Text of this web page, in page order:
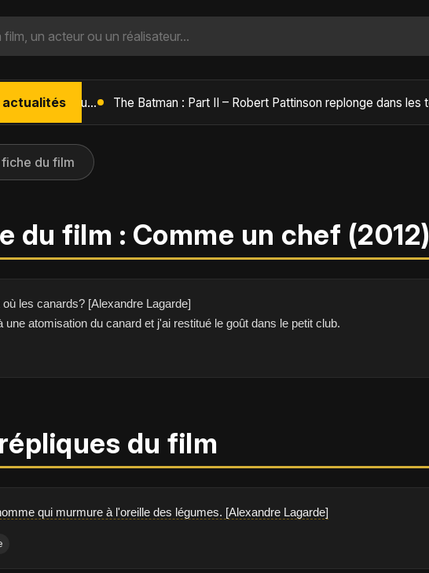
actualités L'Âge de Glace : Le Réveil du Volcan – Manny, Sid et Diego de retour pour une aventure explosive
du film
du film : Comme un chef (2012)
les canards? [Alexandre Lagarde]
une atomisation du canard et j'ai restitué le goût dans le petit club.
du film
qui murmure à l'oreille des légumes. [Alexandre Lagarde]